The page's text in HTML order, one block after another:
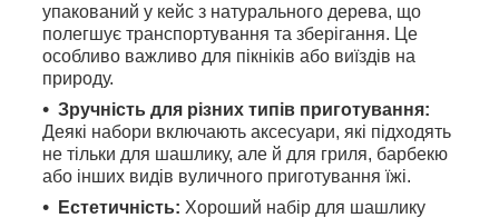
упакований у кейс з натурального дерева, що
полегшує транспортування та зберігання. Це
особливо важливо для пікніків або виїздів на
природу.
Зручність для різних типів приготування:
Деякі набори включають аксесуари, які підходять
не тільки для шашлику, але й для гриля, барбекю
або інших видів вуличного приготування їжі.
Естетичність: Хороший набір для шашлику